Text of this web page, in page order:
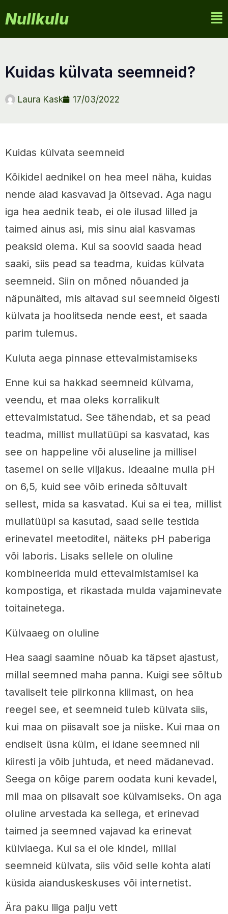
Nullkulu
kuidas külvata seemneid?
Laura Kask 17/03/2022
Kuidas külvata seemneid
Kõikidel aednikel on hea meel näha, kuidas
nende aiad kasvavad ja õitsevad. Aga nagu
iga hea aednik teab, ei ole ilusad lilled ja
taimed ainus asi, mis sinu aial kasvamas
peaksid olema. Kui sa soovid saada head
saaki, siis pead sa teadma, kuidas külvata
seemneid. Siin on mõned nõuanded ja
näpunäited, mis aitavad sul seemneid õigesti
külvata ja hoolitseda nende eest, et saada
parim tulemus.
Kuluta aega pinnase ettevalmistamiseks
Enne kui sa hakkad seemneid külvama,
veendu, et maa oleks korralikult
ettevalmistatud. See tähendab, et sa pead
teadma, millist mullatüüpi sa kasvatad, kas
see on happeline või aluseline ja millisel
tasemel on selle viljakus. Ideaalne mulla pH
on 6,5, kuid see võib erineda sõltuvalt
sellest, mida sa kasvatad. Kui sa ei tea, millist
mullatüüpi sa kasutad, saad selle testida
erinevatel meetoditel, näiteks pH paberiga
või laboris. Lisaks sellele on oluline
kombineerida muld ettevalmistamisel ka
kompostiga, et rikastada mulda vajaminevate
toitainetega.
Külvaaeg on oluline
Hea saagi saamine nõuab ka täpset ajastust,
millal seemned maha panna. Kuigi see sõltub
tavaliselt teie piirkonna kliimast, on hea
reegel see, et seemneid tuleb külvata siis,
kui maa on piisavalt soe ja niiske. Kui maa on
endiselt üsna külm, ei idane seemned nii
kiiresti ja võib juhtuda, et need mädanevad.
Seega on kõige parem oodata kuni kevadel,
mil maa on piisavalt soe külvamiseks. On aga
oluline arvestada ka sellega, et erinevad
taimed ja seemned vajavad ka erinevat
külviaega. Kui sa ei ole kindel, millal
seemneid külvata, siis võid selle kohta alati
küsida aianduskeskuses või internetist.
Ära paku liiga palju vett